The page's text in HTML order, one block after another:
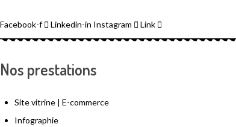
Facebook-f Linkedin-in Instagram Link
Nos prestations
Site vitrine | E-commerce
Infographie